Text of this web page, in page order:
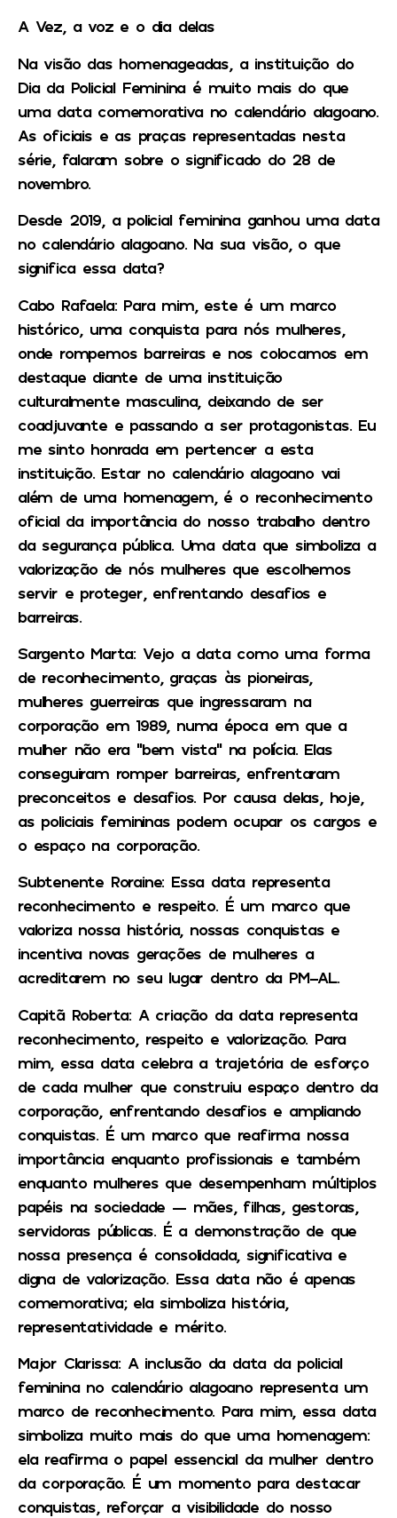
A Vez, a voz e o dia delas
Na visão das homenageadas, a instituição do
Dia da Policial Feminina é muito mais do que
uma data comemorativa no calendário alagoano.
As oficiais e as praças representadas nesta
série, falaram sobre o significado do 28 de
novembro.
Desde 2019, a policial feminina ganhou uma data
no calendário alagoano. Na sua visão, o que
significa essa data?
Cabo Rafaela: Para mim, este é um marco
histórico, uma conquista para nós mulheres,
onde rompemos barreiras e nos colocamos em
destaque diante de uma instituição
culturalmente masculina, deixando de ser
coadjuvante e passando a ser protagonistas. Eu
me sinto honrada em pertencer a esta
instituição. Estar no calendário alagoano vai
além de uma homenagem, é o reconhecimento
oficial da importância do nosso trabalho dentro
da segurança pública. Uma data que simboliza a
valorização de nós mulheres que escolhemos
servir e proteger, enfrentando desafios e
barreiras.
Sargento Marta: Vejo a data como uma forma
de reconhecimento, graças às pioneiras,
mulheres guerreiras que ingressaram na
corporação em 1989, numa época em que a
mulher não era “bem vista” na polícia. Elas
conseguiram romper barreiras, enfrentaram
preconceitos e desafios. Por causa delas, hoje,
as policiais femininas podem ocupar os cargos e
o espaço na corporação.
Subtenente Roraine: Essa data representa
reconhecimento e respeito. É um marco que
valoriza nossa história, nossas conquistas e
incentiva novas gerações de mulheres a
acreditarem no seu lugar dentro da PM-AL.
Capitã Roberta: A criação da data representa
reconhecimento, respeito e valorização. Para
mim, essa data celebra a trajetória de esforço
de cada mulher que construiu espaço dentro da
corporação, enfrentando desafios e ampliando
conquistas. É um marco que reafirma nossa
importância enquanto profissionais e também
enquanto mulheres que desempenham múltiplos
papéis na sociedade — mães, filhas, gestoras,
servidoras públicas. É a demonstração de que
nossa presença é consolidada, significativa e
digna de valorização. Essa data não é apenas
comemorativa; ela simboliza história,
representatividade e mérito.
Major Clarissa: A inclusão da data da policial
feminina no calendário alagoano representa um
marco de reconhecimento. Para mim, essa data
simboliza muito mais do que uma homenagem:
ela reafirma o papel essencial da mulher dentro
da corporação. É um momento para destacar
conquistas, reforçar a visibilidade do nosso